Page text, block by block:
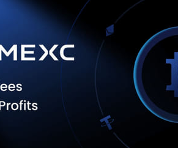
der Krypto-Assets (MICA)
Regulierung soll einen einheitlichen
EU festlegen.
kürzlich einen tokenisierten Handel
Provisionsfreie Handel mit populären
die App gezahlt wurden, zu